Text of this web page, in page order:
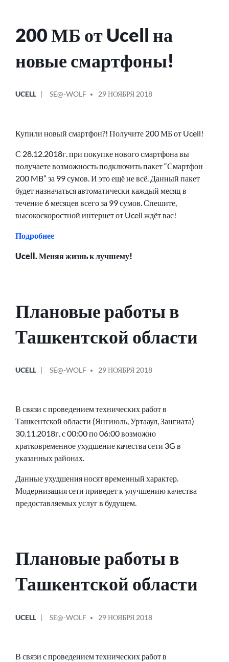
200 МБ от Ucell на
новые смартфоны!
В
UCELL
ОТ
SE@-WOLF 29 НОЯБРЯ 2018
Купили новый смартфон?! Получите 200 МБ от Ucell!
С 28.12.2018г. при покупке нового смартфона вы
получаете возможность подключить пакет “Смартфон
200 MB” за 99 сумов. И это ещё не всё. Данный пакет
будет назначаться автоматически каждый месяц в
течение 6 месяцев всего за 99 сумов. Спешите,
высокоскоростной интернет от Ucell ждёт вас!
Подробнее
Ucell. Меняя жизнь к лучшему!
Плановые работы в
Ташкентской области
В
UCELL
ОТ
SE@-WOLF 29 НОЯБРЯ 2018
В связи с проведением технических работ в
Ташкентской области (Янгиюль, Уртааул, Зангиата)
30.11.2018г. с 00:00 по 06:00 возможно
кратковременное ухудшение качества сети 3G в
указанных районах.
Данные ухудшения носят временный характер.
Модернизация сети приведет к улучшению качества
предоставляемых услуг в будущем.
Плановые работы в
Ташкентской области
В
UCELL
ОТ
SE@-WOLF 29 НОЯБРЯ 2018
В связи с проведением технических работ в